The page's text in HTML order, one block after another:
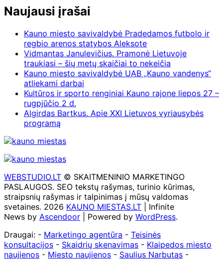
Naujausi įrašai
Kauno miesto savivaldybė Pradedamos futbolo ir
regbio arenos statybos Aleksote
Vidmantas Janulevičius. Pramonė Lietuvoje
traukiasi – šių metų skaičiai to nekeičia
Kauno miesto savivaldybė UAB „Kauno vandenys“
atliekami darbai
Kultūros ir sporto renginiai Kauno rajone liepos 27 –
rugpjūčio 2 d.
Algirdas Bartkus. Apie XXI Lietuvos vyriausybės
programą
WEBSTUDIO.LT © SKAITMENINIO MARKETINGO
PASLAUGOS. SEO tekstų rašymas, turinio kūrimas,
straipsnių rašymas ir talpinimas į mūsų valdomas
svetaines. 2026 KAUNO MIESTAS.LT | Infinite
News by Ascendoor | Powered by WordPress.
Draugai: - Marketingo agentūra - Teisinės
konsultacijos - Skaidrių skenavimas - Klaipedos miesto
naujienos - Miesto naujienos - Saulius Narbutas -